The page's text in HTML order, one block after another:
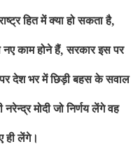
हित में क्या हो सकता है,
काम होने हैं, सरकार इस पर
देश भर में छिड़ी बहस के सवाल
मोदी जो निर्णय लेंगे वह
ही लेंगे।